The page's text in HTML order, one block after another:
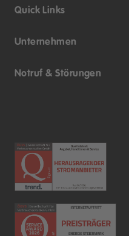
Quick Links
Unternehmen
Notruf & Störungen